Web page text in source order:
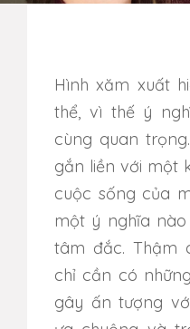
Hình xăm xuất
thể, vì thế ý
cùng quan
gắn liền với một
cuộc sống của
một ý nghĩa
tâm đắc. Thậm
chỉ cần có
gây ấn tượng